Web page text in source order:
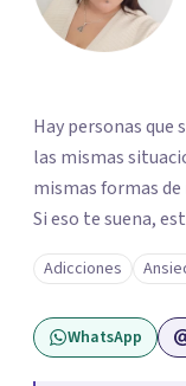
Hay personas
las mismas
mismas formas
Si eso te suena,
Adicciones
WhatsApp